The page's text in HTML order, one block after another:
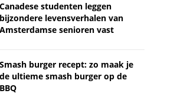
Canadese studenten leggen
bijzondere levensverhalen van
Amsterdamse senioren vast
Smash burger recept: zo maak je
de ultieme smash burger op de
BBQ